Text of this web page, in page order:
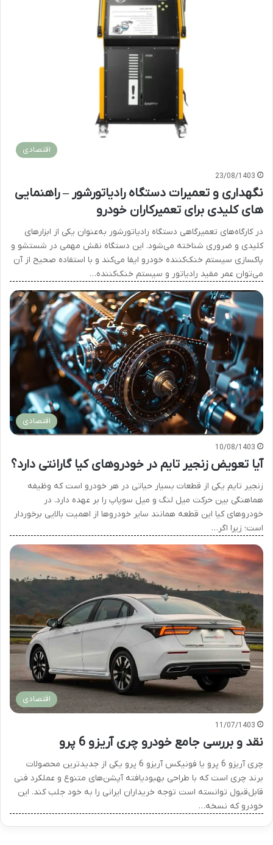
اقتصادی
23/08/1403
نگهداری و تعمیرات دستگاه رادیاتورشور – راهنمایی
های کلیدی برای تعمیرکاران خودرو
در کارگاه‌های تعمیرگاهی دستگاه رادیاتورشور به‌عنوان یکی از ابزارهای
کلیدی و ضروری شناخته می‌شود. این دستگاه نقش مهمی در شستشو و
پاکسازی سیستم خنک‌کننده خودرو ایفا می‌کند و با استفاده صحیح از آن
می‌توان عمر مفید رادیاتور و سیستم خنک‌کننده…
اقتصادی
10/08/1403
آیا تعویض زنجیر تایم در خودروهای کیا گارانتی دارد؟
زنجیر تایم یکی از قطعات بسیار حیاتی در هر خودرو است که وظیفه
هماهنگی بین حرکت میل لنگ و میل سوپاپ را بر عهده دارد. در
خودروهای کیا این قطعه همانند سایر خودروها از اهمیت بالایی برخوردار
است؛ زیرا اگر…
اقتصادی
11/07/1403
نقد و بررسی جامع خودرو چری آریزو 6 پرو
چری آریزو 6 پرو یا فونیکس آریزو 6 پرو یکی از جدیدترین محصولات
برند چری است که با طراحی بهبودیافته آپشن‌های متنوع و عملکرد فنی
قابل‌قبول توانسته است توجه خریداران ایرانی را به خود جلب کند. این
خودرو که نسخه…